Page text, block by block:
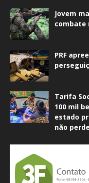
Jovem
combate
PRF
Tarifa
100 mil
estado
não